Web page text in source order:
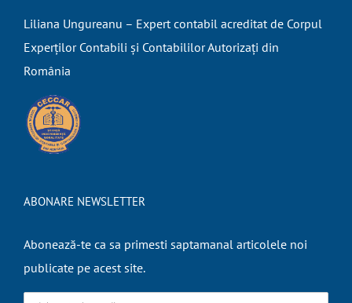
Liliana Ungureanu – Expert contabil acreditat de Corpul
Experților Contabili și Contabililor Autorizați din
România
ABONARE NEWSLETTER
Abonează-te ca sa primesti saptamanal articolele noi
publicate pe acest site.